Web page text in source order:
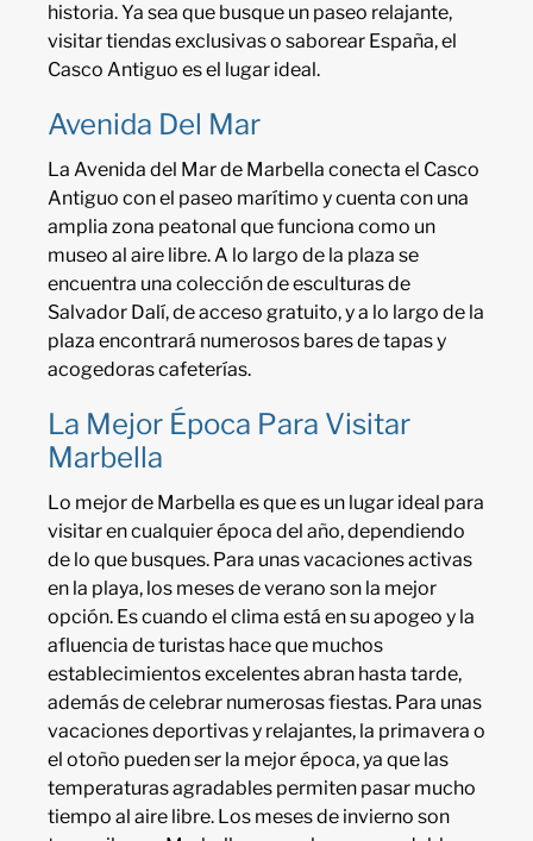
historia. Ya sea que busque un paseo relajante,
visitar tiendas exclusivas o saborear España, el
Casco Antiguo es el lugar ideal.
Avenida Del Mar
La Avenida del Mar de Marbella conecta el Casco
Antiguo con el paseo marítimo y cuenta con una
amplia zona peatonal que funciona como un
museo al aire libre. A lo largo de la plaza se
encuentra una colección de esculturas de
Salvador Dalí, de acceso gratuito, y a lo largo de la
plaza encontrará numerosos bares de tapas y
acogedoras cafeterías.
La Mejor Época Para Visitar
Marbella
Lo mejor de Marbella es que es un lugar ideal para
visitar en cualquier época del año, dependiendo
de lo que busques. Para unas vacaciones activas
en la playa, los meses de verano son la mejor
opción. Es cuando el clima está en su apogeo y la
afluencia de turistas hace que muchos
establecimientos excelentes abran hasta tarde,
además de celebrar numerosas fiestas. Para unas
vacaciones deportivas y relajantes, la primavera o
el otoño pueden ser la mejor época, ya que las
temperaturas agradables permiten pasar mucho
tiempo al aire libre. Los meses de invierno son